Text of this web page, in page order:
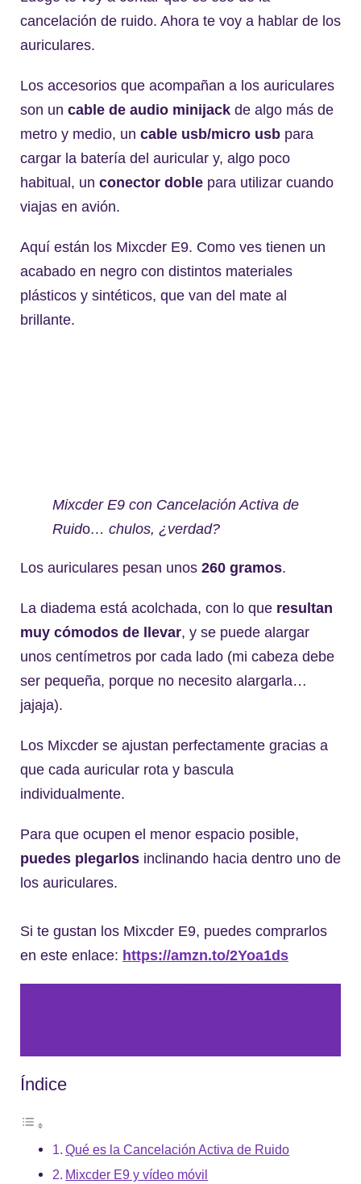
cancelación de ruido. Ahora te voy a hablar de los
auriculares.
Los accesorios que acompañan a los auriculares
son un cable de audio minijack de algo más de
metro y medio, un cable usb/micro usb para
cargar la batería del auricular y, algo poco
habitual, un conector doble para utilizar cuando
viajas en avión.
Aquí están los Mixcder E9. Como ves tienen un
acabado en negro con distintos materiales
plásticos y sintéticos, que van del mate al
brillante.
Mixcder E9 con Cancelación Activa de
Ruido… chulos, ¿verdad?
Los auriculares pesan unos 260 gramos.
La diadema está acolchada, con lo que resultan
muy cómodos de llevar, y se puede alargar
unos centímetros por cada lado (mi cabeza debe
ser pequeña, porque no necesito alargarla…
jajaja).
Los Mixcder se ajustan perfectamente gracias a
que cada auricular rota y bascula
individualmente.
Para que ocupen el menor espacio posible,
puedes plegarlos inclinando hacia dentro uno de
los auriculares.
Si te gustan los Mixcder E9, puedes comprarlos
en este enlace: https://amzn.to/2Yoa1ds
Índice
Qué es la Cancelación Activa de Ruido
Mixcder E9 y vídeo móvil